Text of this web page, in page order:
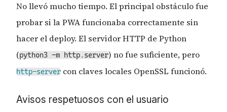
No llevó mucho tiempo. El principal obstáculo fue
probar si la PWA funcionaba correctamente sin
hacer el deploy. El servidor HTTP de Python
(python3 -m http.server) no fue suficiente, pero
http-server con claves locales OpenSSL funcionó.
Avisos respetuosos con el usuario